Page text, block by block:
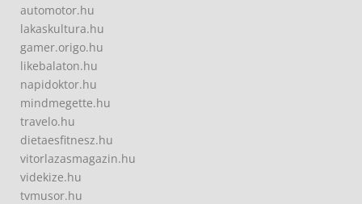
automotor.hu
lakaskultura.hu
gamer.origo.hu
likebalaton.hu
napidoktor.hu
mindmegette.hu
travelo.hu
dietaesfitnesz.hu
vitorlazasmagazin.hu
videkize.hu
tvmusor.hu